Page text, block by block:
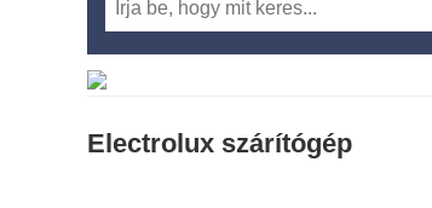
Electrolux szárítógép